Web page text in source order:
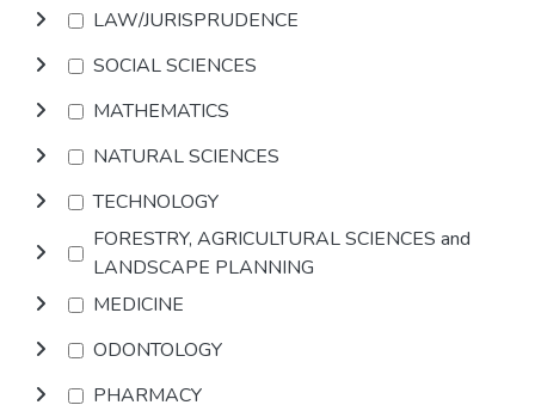
LAW/JURISPRUDENCE
SOCIAL SCIENCES
MATHEMATICS
NATURAL SCIENCES
TECHNOLOGY
FORESTRY, AGRICULTURAL SCIENCES and
LANDSCAPE PLANNING
MEDICINE
ODONTOLOGY
PHARMACY